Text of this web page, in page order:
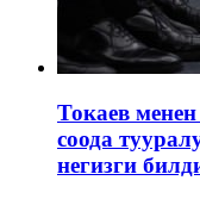
Токаев
соода
негизги